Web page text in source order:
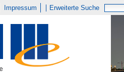
Impressum Erweiterte Suche